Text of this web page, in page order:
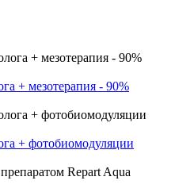
+ мезотерапия - 90%
+ фотобиомодуляции